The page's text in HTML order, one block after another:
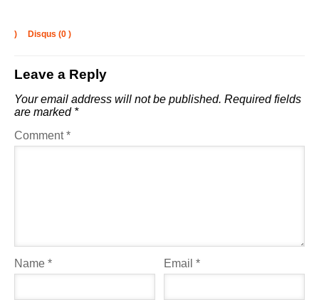
) Disqus (0 )
Leave a Reply
Your email address will not be published. Required fields
are marked *
Comment*
Name * Email*